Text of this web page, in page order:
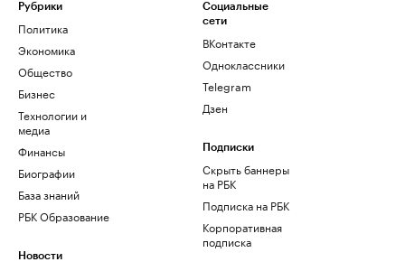
Рубрики
Политика
Экономика
Общество
Бизнес
Технологии и
медиа
Финансы
Биографии
База знаний
РБК Образование
Новости
Социальные
сети
ВКонтакте
Одноклассники
Telegram
Дзен
Подписки
Скрыть баннеры
на РБК
Подписка на РБК
Корпоративная
подписка